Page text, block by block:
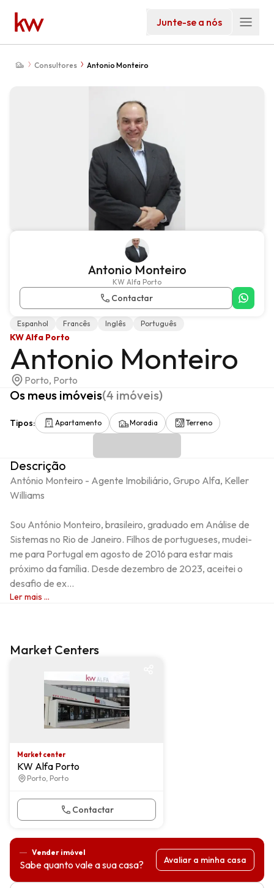
Junte-se a nós
Consultores Antonio Monteiro
Antonio Monteiro
KW Alfa Porto
Contactar
Espanhol Francês Inglês Português
KW Alfa Porto
Antonio Monteiro
Porto, Porto
Os meus imóveis(4 imóveis)
Tipos: Apartamento Moradia Terreno
Descrição
António Monteiro - Agente Imobiliário, Grupo Alfa, Keller
Williams
Sou António Monteiro, brasileiro, graduado em Análise de
Sistemas no Rio de Janeiro. Filhos de portugueses, mudei-
me para Portugal em agosto de 2016 para estar mais
próximo da família. Desde dezembro de 2023, aceitei o
desafio de ex...
Ler mais ...
Market Centers
Market center
KW Alfa Porto
Porto, Porto
Contactar
Vender imóvel
Sabe quanto vale a sua casa? Avaliar a minha casa